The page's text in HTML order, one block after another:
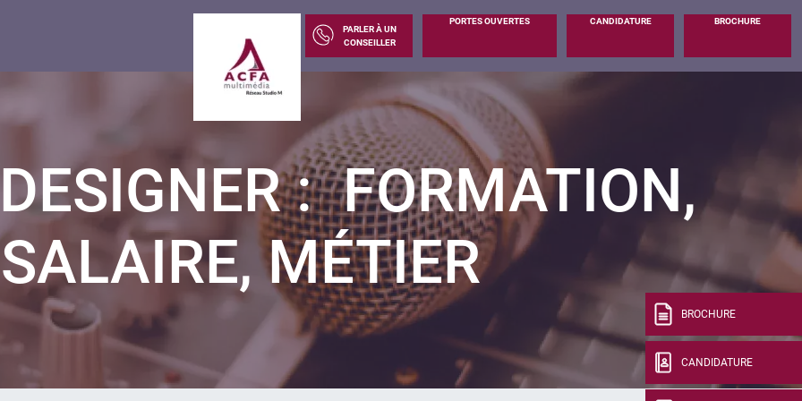
PARLER À UN
CONSEILLER
PORTES OUVERTES CANDIDATURE BROCHURE
BROCHURE
CANDIDATURE
: FORMATION,
SALAIRE, MÉTIER